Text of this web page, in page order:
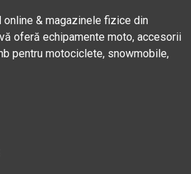
online & magazinele fizice din
oferă echipamente moto, accesorii
pentru motociclete, snowmobile,